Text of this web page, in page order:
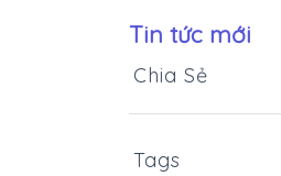
Tin tức mới
Chia Sẻ
Tags